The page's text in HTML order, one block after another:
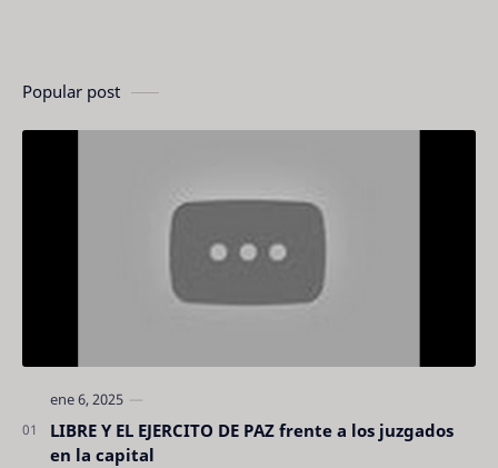
Popular post
LIBRE Y EL EJERCITO DE PAZ frente a los juzgados
en la capital